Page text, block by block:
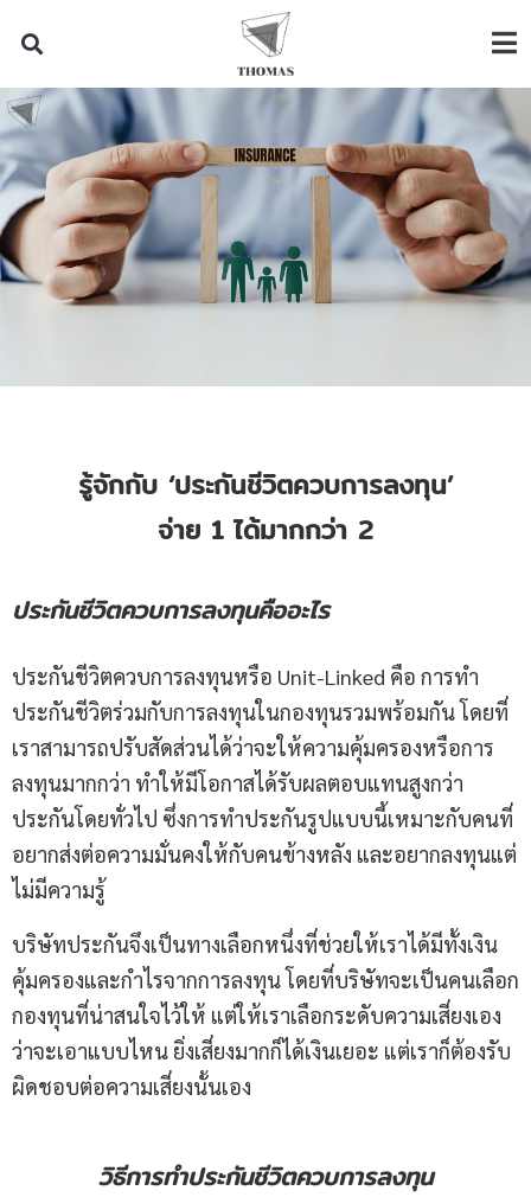
รู้จักกับ ‘ประกันชีวิตควบการลงทุน’
จ่าย 1ได้มากกว่า 2
ประกันชีวิตควบการลงทุนคืออะไร
ประกันชีวิตควบการลงทุนหรือ Unit-Linked คือ การทำ
ประกันชีวิตร่วมกับการลงทุนในกองทุนรวมพร้อมกัน โดยที่
เราสามารถปรับสัดส่วนได้ว่าจะให้ความคุ้มครองหรือการ
ลงทุนมากกว่า ทำให้มีโอกาสได้รับผลตอบแทนสูงกว่า
ประกันโดยทั่วไป ซึ่งการทำประกันรูปแบบนี้เหมาะกับคนที่
อยากส่งต่อความมั่นคงให้กับคนข้างหลัง และอยากลงทุนแต่
ไม่มีความรู้
บริษัทประกันจึงเป็นทางเลือกหนึ่งที่ช่วยให้เราได้มีทั้งเงิน
คุ้มครองและกำไรจากการลงทุน โดยที่บริษัทจะเป็นคนเลือก
กองทุนที่น่าสนใจไว้ให้ แต่ให้เราเลือกระดับความเสี่ยงเอง
ว่าจะเอาแบบไหน ยิ่งเสี่ยงมากก็ได้เงินเยอะ แต่เราก็ต้องรับ
ผิดชอบต่อความเสี่ยงนั้นเอง
วิธีการทำประกันชีวิตควบการลงทุน